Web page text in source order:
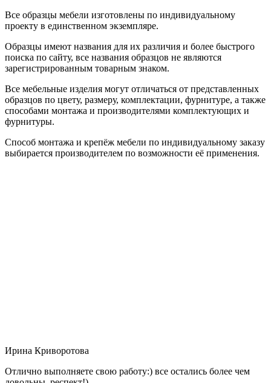
Все образцы мебели изготовлены по индивидуальному
проекту в единственном экземпляре.
Образцы имеют названия для их различия и более быстрого
поиска по сайту, все названия образцов не являются
зарегистрированным товарным знаком.
Все мебельные изделия могут отличаться от представленных
образцов по цвету, размеру, комплектации, фурнитуре, а также
способами монтажа и производителями комплектующих и
фурнитуры.
Способ монтажа и крепёж мебели по индивидуальному заказу
выбирается производителем по возможности её применения.
Ирина Криворотова
Отлично выполняете свою работу:) все остались более чем